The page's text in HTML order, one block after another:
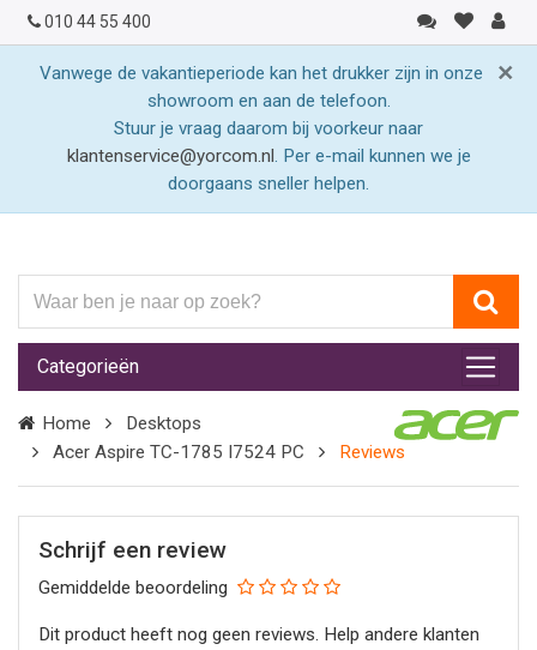
010 44 55 400
×
Vanwege de vakantieperiode kan het drukker zijn in onze
showroom en aan de telefoon.
Stuur je vraag daarom bij voorkeur naar
klantenservice@yorcom.nl. Per e-mail kunnen we je
doorgaans sneller helpen.
ben
je
naar
op
zoek?
Categorieën
Home
Desktops
Acer Aspire TC-1785 I7524 PC
Reviews
Schrijf een review
Gemiddelde beoordeling
Dit product heeft nog geen reviews. Help andere klanten